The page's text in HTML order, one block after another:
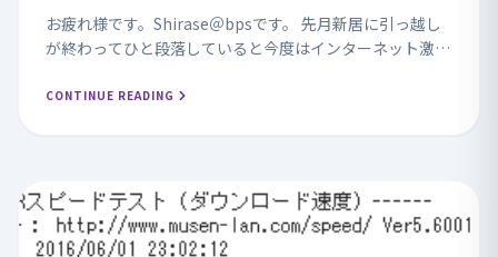
お疲れ様です。Shirase＠bpsです。 先月新居に引っ越し
が終わってひと段落していると今度はインターネット激遅
ら。。。 【激遅】フレッツ光+YBBがくっ...
CONTINUE READING